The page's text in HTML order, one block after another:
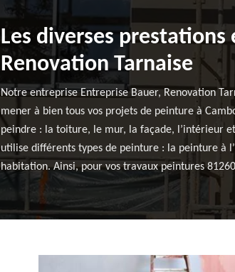
Les diverses
Renovation Tarnaise
Notre entreprise Entreprise Bauer, Renovation
mener à bien tous vos projets de peinture à
peindre : la toiture, le mur, la façade, l’intérieur
utilise différents types de peinture : la peinture à
habitation. Ainsi, pour vos travaux peintures